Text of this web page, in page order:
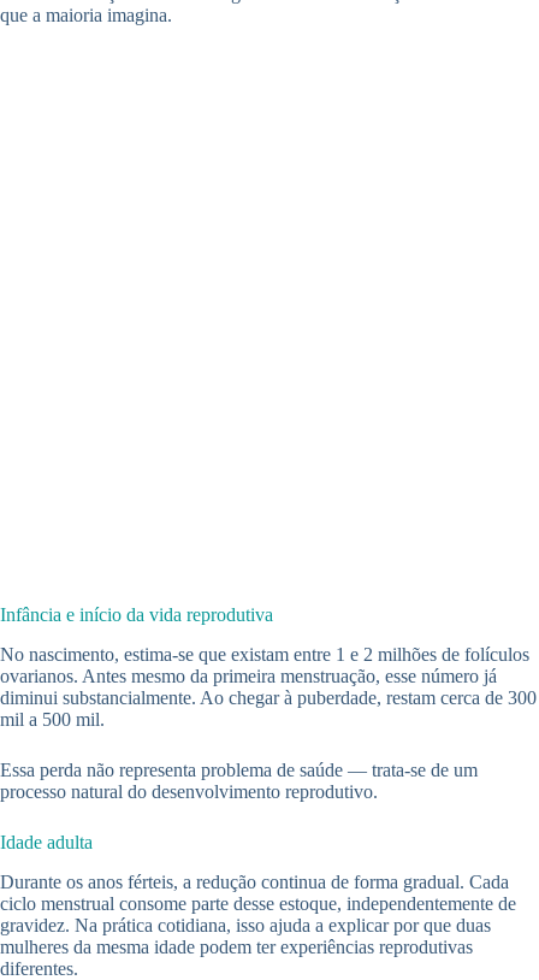
que a maioria imagina.
Infância e início da vida reprodutiva
No nascimento, estima-se que existam entre 1 e 2 milhões de folículos
ovarianos. Antes mesmo da primeira menstruação, esse número já
diminui substancialmente. Ao chegar à puberdade, restam cerca de 300
mil a 500 mil.
Essa perda não representa problema de saúde — trata-se de um
processo natural do desenvolvimento reprodutivo.
Idade adulta
Durante os anos férteis, a redução continua de forma gradual. Cada
ciclo menstrual consome parte desse estoque, independentemente de
gravidez. Na prática cotidiana, isso ajuda a explicar por que duas
mulheres da mesma idade podem ter experiências reprodutivas
diferentes.